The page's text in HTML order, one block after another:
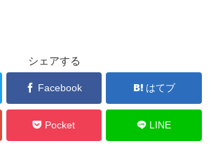
シェアする
Facebook はてブ
Pocket LINE